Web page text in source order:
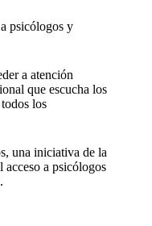
psicólogos y
a atención
que escucha los
los
una iniciativa de la
a psicólogos